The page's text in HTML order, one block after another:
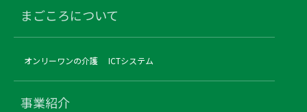
まごころについて
オンリーワンの介護 ICTシステム
事業紹介